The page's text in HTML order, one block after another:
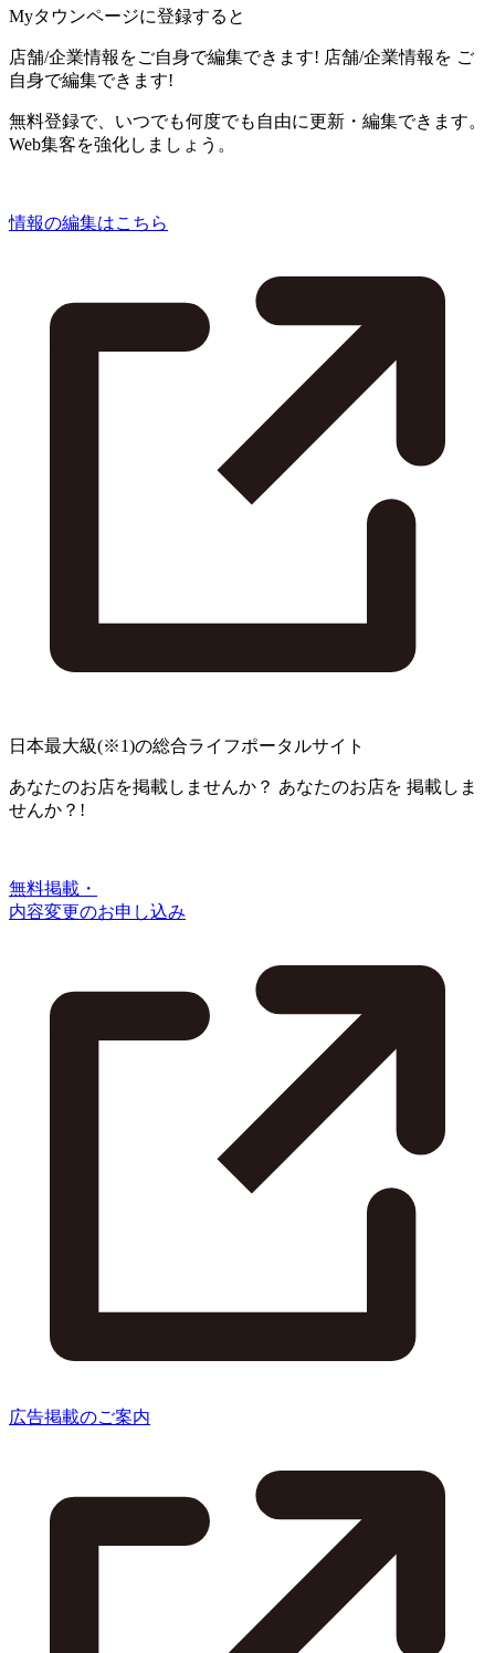
Myタウンページに登録すると
店舗/企業情報をご自身で編集できます! 店舗/企業情報を ご
自身で編集できます!
無料登録で、いつでも何度でも自由に更新・編集できます。
Web集客を強化しましょう。
情報の編集はこちら
日本最大級(※1)の総合ライフポータルサイト
あなたのお店を掲載しませんか？ あなたのお店を 掲載しま
せんか？!
無料掲載・
内容変更のお申し込み
広告掲載のご案内